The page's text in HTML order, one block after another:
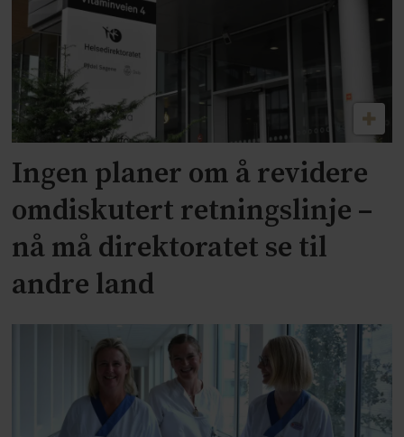
Ingen planer om å revidere
omdiskutert retningslinje –
nå må direktoratet se til
andre land